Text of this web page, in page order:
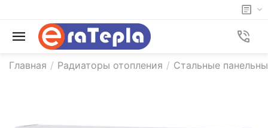
Главная / Радиаторы отопления / Стальные